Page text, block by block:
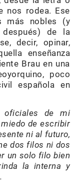
nos rodea. Ese
más nobles (y
de la
decir, opinar,
enseñanza
Brau en una
poco
española en
de mi
de escribir
ni al futuro,
dos filos ni dos
un solo filo bien
la interna y